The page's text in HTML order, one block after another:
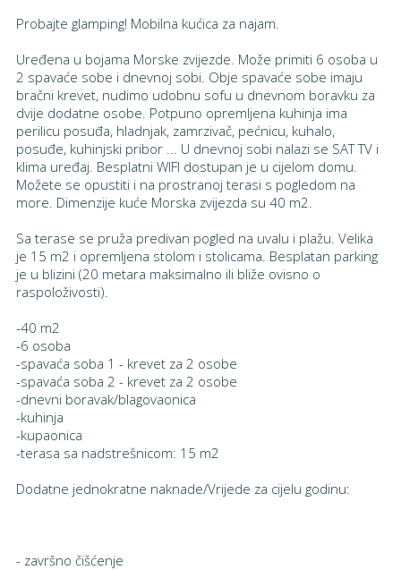
Probajte glamping! Mobilna kućica za najam.
Uređena u bojama Morske zvijezde. Može primiti 6 osoba u
2 spavaće sobe i dnevnoj sobi. Obje spavaće sobe imaju
bračni krevet, nudimo udobnu sofu u dnevnom boravku za
dvije dodatne osobe. Potpuno opremljena kuhinja ima
perilicu posuđa, hladnjak, zamrzivač, pećnicu, kuhalo,
posuđe, kuhinjski pribor ... U dnevnoj sobi nalazi se SAT TV i
klima uređaj. Besplatni WIFI dostupan je u cijelom domu.
Možete se opustiti i na prostranoj terasi s pogledom na
more. Dimenzije kuće Morska zvijezda su 40 m2.
Sa terase se pruža predivan pogled na uvalu i plažu. Velika
je 15 m2 i opremljena stolom i stolicama. Besplatan parking
je u blizini (20 metara maksimalno ili bliže ovisno o
raspoloživosti).
-40 m2
-6 osoba
-spavaća soba 1 - krevet za 2 osobe
-spavaća soba 2 - krevet za 2 osobe
-dnevni boravak/blagovaonica
-kuhinja
-kupaonica
-terasa sa nadstrešnicom: 15 m2
Dodatne jednokratne naknade/Vrijede za cijelu godinu:
- završno čišćenje